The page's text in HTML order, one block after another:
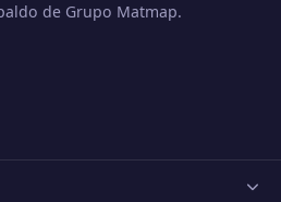
de Grupo Matmap.